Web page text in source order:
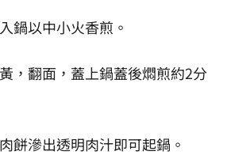
鍋以中小火香煎。
，翻面，蓋上鍋蓋後燜煎約2分
餅滲出透明肉汁即可起鍋。